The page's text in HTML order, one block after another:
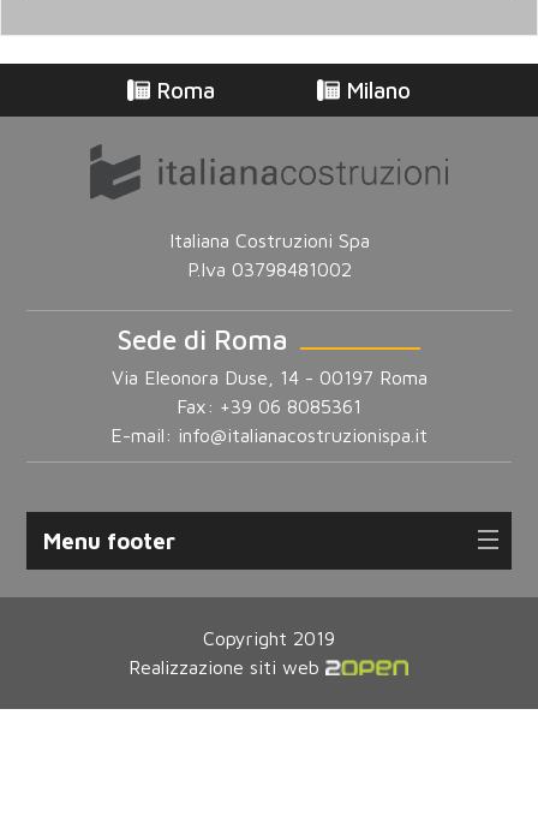
Roma Milano
Italiana Costruzioni Spa
P.Iva 03798481002
Sede di Roma
Via Eleonora Duse, 14 - 00197 Roma
Fax: +39 06 8085361
E-mail: info@italianacostruzionispa.it
Menu footer
Copyright 2019
Realizzazione siti web